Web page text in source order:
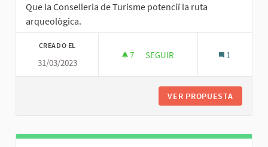
Que la Conselleria de Turisme potenciï la ruta
arqueològica.
CREADO EL
31/03/2023
7 7 SEGUIDORAS
SEGUIR 1
VER PROPUESTA